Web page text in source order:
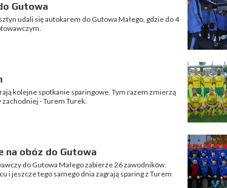
Gutowa
udali się autokarem do Gutowa Małego, gdzie do 4
kolejne spotkanie sparingowe. Tym razem zmierzą
- Turem Turek.
na obóz do Gutowa
do Gutowa Małego zabierze 26 zawodników.
i jeszcze tego samego dnia zagrają sparing z Turem